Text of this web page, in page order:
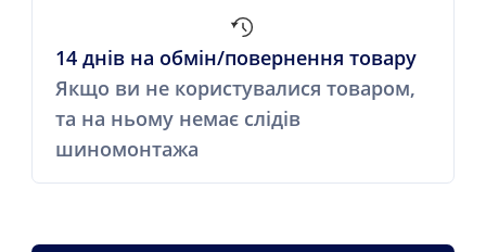
14 днів на обмін/повернення товару
Якщо ви не користувалися товаром,
та на ньому немає слідів
шиномонтажа